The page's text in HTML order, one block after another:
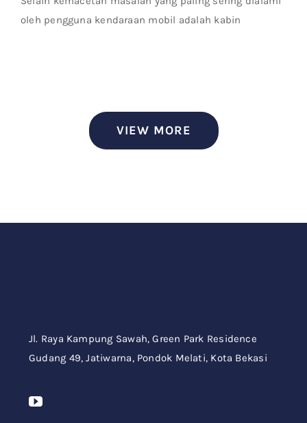
oleh pengguna kendaraan mobil adalah kabin
VIEW MORE
Jl. Raya Kampung Sawah,Green Park Residence
Gudang 49,Jatiwarna, Pondok Melati, Kota Bekasi